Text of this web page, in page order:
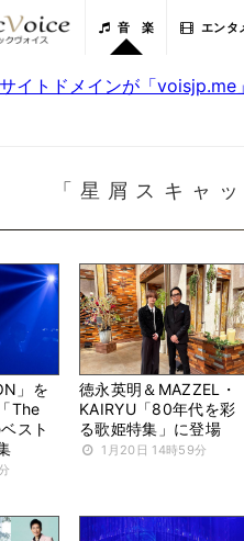
音 楽 エンタ
サイトドメインが「voisjp.me
「星屑スキャ
」を
The
スト
徳永英明＆MAZZEL・
KAIRYU「80年代を彩
る歌姫特集」に登場
1月20日 14時59分